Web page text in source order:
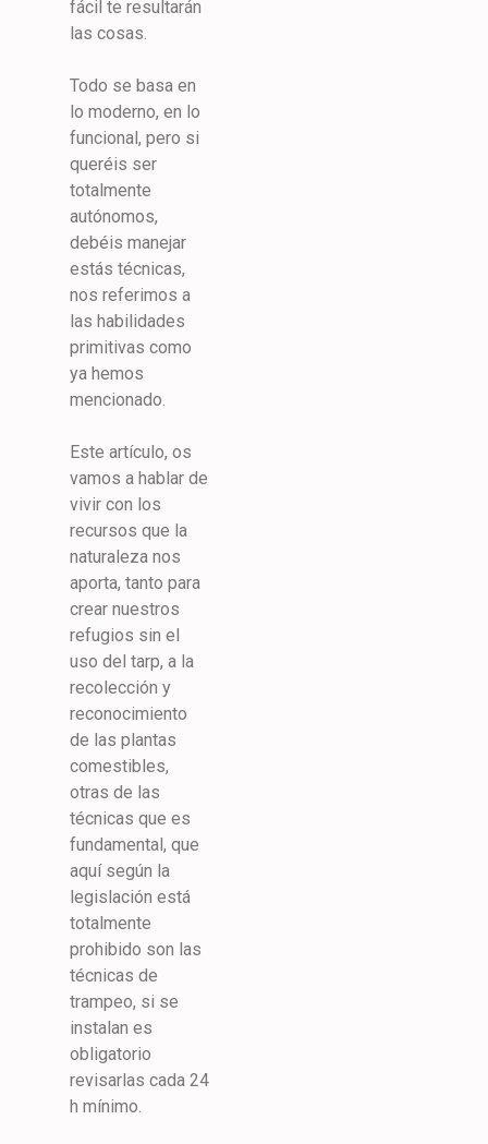
fácil te resultarán
las cosas.
Todo se basa en
lo moderno, en lo
funcional, pero si
queréis ser
totalmente
autónomos,
debéis manejar
estás técnicas,
nos referimos a
las habilidades
primitivas como
ya hemos
mencionado.
Este artículo, os
vamos a hablar de
vivir con los
recursos que la
naturaleza nos
aporta, tanto para
crear nuestros
refugios sin el
uso del tarp, a la
recolección y
reconocimiento
de las plantas
comestibles,
otras de las
técnicas que es
fundamental, que
aquí según la
legislación está
totalmente
prohibido son las
técnicas de
trampeo, si se
instalan es
obligatorio
revisarlas cada 24
h mínimo.